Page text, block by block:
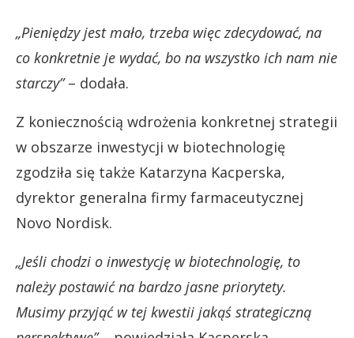
„Pieniędzy jest mało, trzeba więc zdecydować, na
co konkretnie je wydać, bo na wszystko ich nam nie
starczy”– dodała.
Z koniecznością wdrożenia konkretnej strategii
w obszarze inwestycji w biotechnologię
zgodziła się także Katarzyna Kacperska,
dyrektor generalna firmy farmaceutycznej
Novo Nordisk.
„Jeśli chodzi o inwestycję w biotechnologię, to
należy postawić na bardzo jasne priorytety.
Musimy przyjąć w tej kwestii jakąś strategiczną